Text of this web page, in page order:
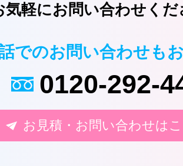
気軽にお問い合わせくだ
でのお問い合わせも
0120-292-
お見積・お問い合わせは